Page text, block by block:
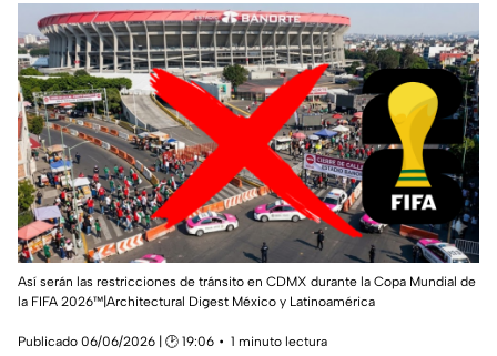
Así serán las restricciones de tránsito en CDMX durante la Copa Mundial de
la FIFA 2026™|Architectural Digest México y Latinoamérica
Publicado 06/06/2026 | 🕑 19:06
1 minuto lectura